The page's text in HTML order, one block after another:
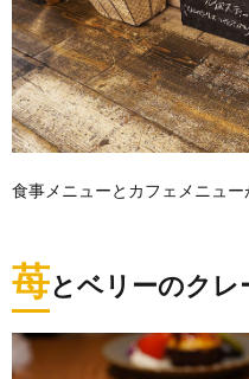
食事メニューとカフェメニュー
苺とベリーのクレ